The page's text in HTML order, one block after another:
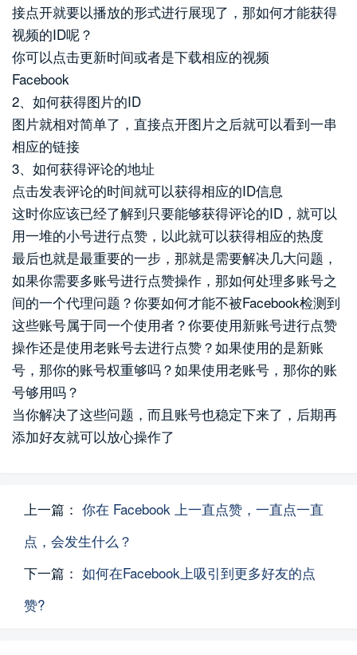
接点开就要以播放的形式进行展现了，那如何才能获得
视频的ID呢？
你可以点击更新时间或者是下载相应的视频
Facebook
2、如何获得图片的ID
图片就相对简单了，直接点开图片之后就可以看到一串
相应的链接
3、如何获得评论的地址
点击发表评论的时间就可以获得相应的ID信息
这时你应该已经了解到只要能够获得评论的ID，就可以
用一堆的小号进行点赞，以此就可以获得相应的热度
最后也就是最重要的一步，那就是需要解决几大问题，
如果你需要多账号进行点赞操作，那如何处理多账号之
间的一个代理问题？你要如何才能不被Facebook检测到
这些账号属于同一个使用者？你要使用新账号进行点赞
操作还是使用老账号去进行点赞？如果使用的是新账
号，那你的账号权重够吗？如果使用老账号，那你的账
号够用吗？
当你解决了这些问题，而且账号也稳定下来了，后期再
添加好友就可以放心操作了
上一篇： 你在 Facebook 上一直点赞，一直点一直
点，会发生什么？
下一篇： 如何在Facebook上吸引到更多好友的点
赞?